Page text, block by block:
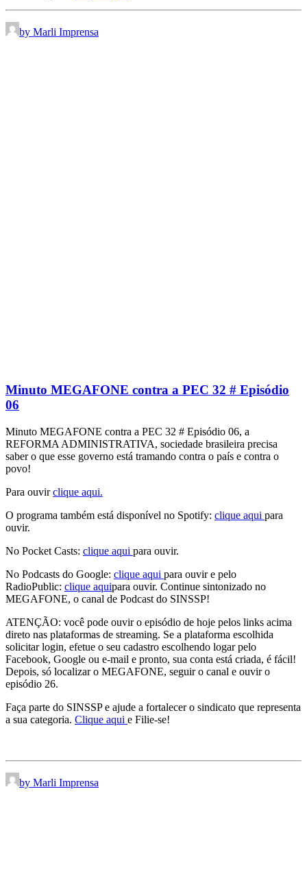
by Marli Imprensa
Minuto MEGAFONE contra a PEC 32 # Episódio
06
Minuto MEGAFONE contra a PEC 32 # Episódio 06, a
REFORMA ADMINISTRATIVA, sociedade brasileira precisa
saber o que esse governo está tramando contra o país e contra o
povo!
Para ouvirclique aqui.
O programa também está disponível no Spotify: clique aqui para
ouvir.
No Pocket Casts: clique aqui para ouvir.
No Podcasts do Google: clique aqui para ouvir e pelo
RadioPublic: clique aquipara ouvir. Continue sintonizado no
MEGAFONE, o canal de Podcast do SINSSP!
ATENÇÃO: você pode ouvir o episódio de hoje pelos links acima
direto nas plataformas de streaming. Se a plataforma escolhida
solicitar login, efetue o seu cadastro escolhendo logar pelo
Facebook, Google ou e-mail e pronto, sua conta está criada, é fácil!
Depois, só localizar o MEGAFONE, seguir o canal e ouvir o
episódio 26.
Faça parte do SINSSP e ajude a fortalecer o sindicato que representa
a sua categoria. Clique aqui e Filie-se!
by Marli Imprensa